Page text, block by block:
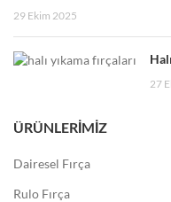
29 Ekim 2025
27
ÜRÜNLERIMIZ
Dairesel Fırça
Rulo Fırça